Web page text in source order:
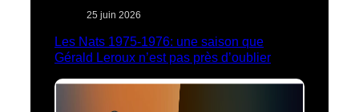
25 juin 2026
Les Nats 1975-1976: une saison que
Gérald Leroux n’est pas près d’oublier